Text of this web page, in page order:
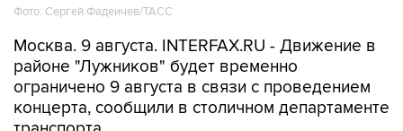
Фото: Сергей Фадеичев/ТАСС
Москва. 9 августа. INTERFAX.RU - Движение в
районе "Лужников" будет временно
ограничено 9 августа в связи с проведением
концерта, сообщили в столичном департаменте